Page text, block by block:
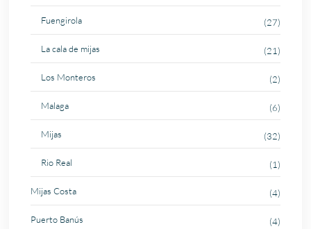
Fuengirola (27)
La cala de mijas (21)
Los Monteros (2)
Malaga (6)
Mijas (32)
Rio Real (1)
Mijas Costa (4)
Puerto Banús (4)